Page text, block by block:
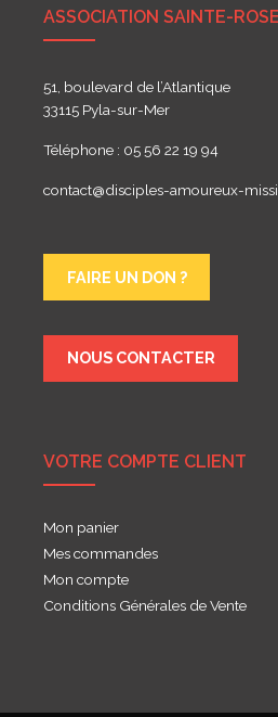
ASSOCIATION SAINTE-
51, boulevard de l’Atlantique
33115 Pyla-sur-Mer
Téléphone : 05 56 22 19 94
contact@disciples-amoureux-
FAIRE UN DON ?
NOUS CONTACTER
VOTRE COMPTE CLIENT
Mon panier
Mes commandes
Mon compte
Conditions Générales de Vente